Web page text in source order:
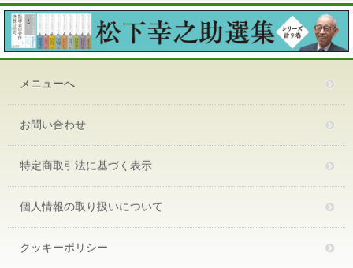
メニューへ
お問い合わせ
特定商取引法に基づく表示
個人情報の取り扱いについて
クッキーポリシー